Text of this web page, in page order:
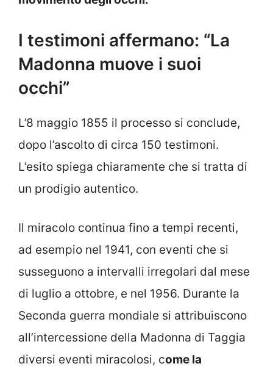
I testimoni affermano: “La
Madonna muove i suoi
occhi”
L’8 maggio 1855 il processo si conclude,
dopo l’ascolto di circa 150 testimoni.
L’esito spiega chiaramente che si tratta di
un prodigio autentico.
Il miracolo continua fino a tempi recenti,
ad esempio nel 1941, con eventi che si
susseguono a intervalli irregolari dal mese
di luglio a ottobre, e nel 1956. Durante la
Seconda guerra mondiale si attribuiscono
all’intercessione della Madonna di Taggia
diversi eventi miracolosi, come la